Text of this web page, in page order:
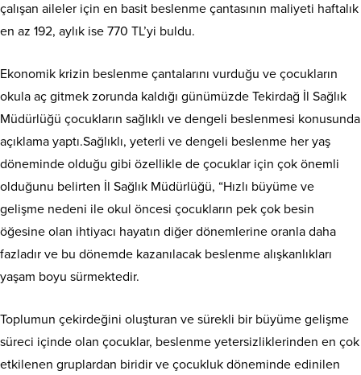
çalışan aileler için en basit beslenme çantasının maliyeti haftalık
en az 192, aylık ise 770 TL’yi buldu.
Ekonomik krizin beslenme çantalarını vurduğu ve çocukların
okula aç gitmek zorunda kaldığı günümüzde Tekirdağ İl Sağlık
Müdürlüğü çocukların sağlıklı ve dengeli beslenmesi konusunda
açıklama yaptı.Sağlıklı, yeterli ve dengeli beslenme her yaş
döneminde olduğu gibi özellikle de çocuklar için çok önemli
olduğunu belirten İl Sağlık Müdürlüğü, “Hızlı büyüme ve
gelişme nedeni ile okul öncesi çocukların pek çok besin
öğesine olan ihtiyacı hayatın diğer dönemlerine oranla daha
fazladır ve bu dönemde kazanılacak beslenme alışkanlıkları
yaşam boyu sürmektedir.
Toplumun çekirdeğini oluşturan ve sürekli bir büyüme gelişme
süreci içinde olan çocuklar, beslenme yetersizliklerinden en çok
etkilenen gruplardan biridir ve çocukluk döneminde edinilen